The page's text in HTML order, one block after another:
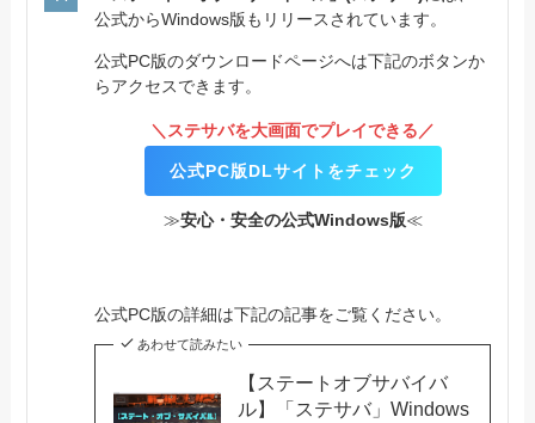
公式からWindows版もリリースされています。
公式PC版のダウンロードページへは下記のボタンか
らアクセスできます。
＼ステサバを大画面でプレイできる／
公式PC版DLサイトをチェック
≫安心・安全の公式Windows版≪
公式PC版の詳細は下記の記事をご覧ください。
あわせて読みたい
【ステートオブサバイバ
ル】「ステサバ」Windows